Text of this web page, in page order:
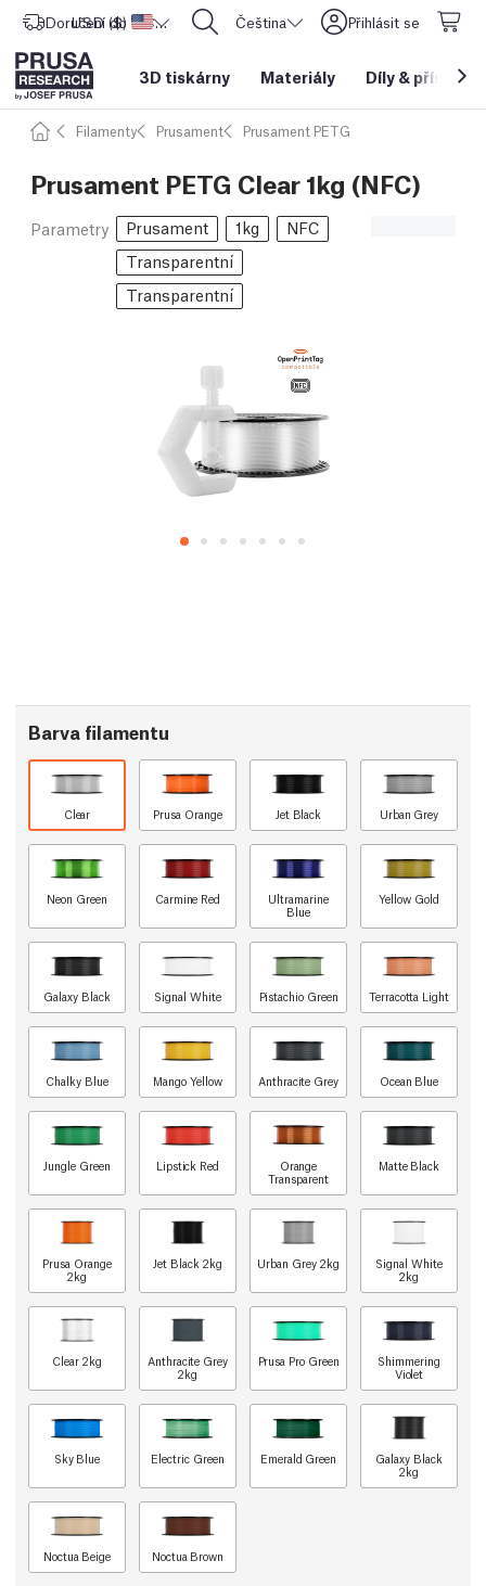
Doručení do Spojené státy americké
USD ($) CORE One L: Nyní skladem! Čeština Přihlásit se
3D tiskárny Materiály Díly &
Filamenty Prusament Prusament PETG
Prusament PETG Clear 1kg (NFC)
Parametry Prusament 1kg
NFC
Transparentní
Transparentní
Barva filamentu
Clear Prusa Orange Jet Black Urban Grey
Neon Green Carmine Red
Ultramarine
Blue
Yellow Gold
Galaxy Black Signal White Pistachio Green Terracotta Light
Chalky Blue Mango Yellow Anthracite Grey Ocean Blue
Jungle Green Lipstick Red
Orange
Transparent
Matte Black
Prusa Orange
2kg
Jet Black 2kg Urban Grey 2kg
Signal White
2kg
Clear 2kg
Anthracite Grey
2kg
Prusa Pro Green
Shimmering
Violet
Sky Blue Electric Green Emerald Green
Galaxy Black
2kg
Noctua Beige Noctua Brown